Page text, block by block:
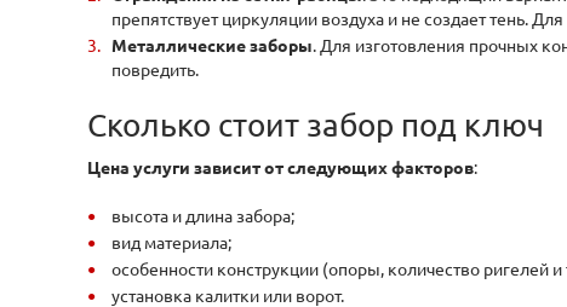
препятствует циркуляции воздуха и не создает тень.
Металлические заборы. Для изготовления прочных
повредить.
Сколько стоит забор под ключ
Цена услуги зависит от следующих факторов:
высота и длина забора;
вид материала;
особенности конструкции (опоры, количество ригелей и
установка калитки или ворот.